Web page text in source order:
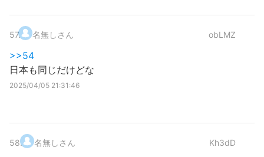
57. 名無しさん obLMZ
>>54
日本も同じだけどな
2025/04/05 21:31:46
58. 名無しさん Kh3dD